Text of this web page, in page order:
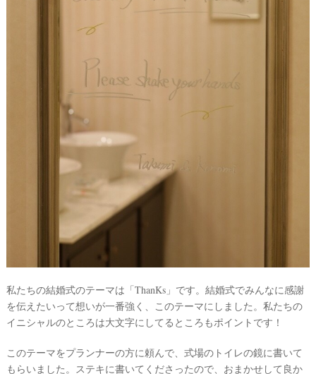
私たちの結婚式のテーマは「ThanKs」です。結婚式でみんなに感謝
を伝えたいって想いが一番強く、このテーマにしました。私たちの
イニシャルのところは大文字にしてるところもポイントです！
このテーマをプランナーの方に頼んで、式場のトイレの鏡に書いて
もらいました。ステキに書いてくださったので、おまかせして良か